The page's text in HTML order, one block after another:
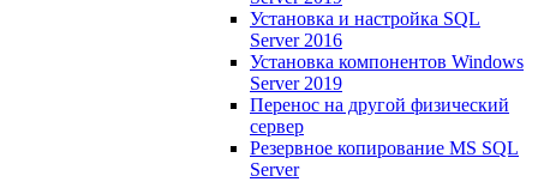
Установка и настройка SQL
Server 2016
Установка компонентов Windows
Server 2019
Перенос на другой физический
сервер
Резервное копирование MS SQL
Server